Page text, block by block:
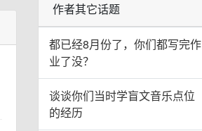
作者其它话题
都已经8月份了，你们都写完作
业了没？
谈谈你们当时学盲文音乐点位
的经历